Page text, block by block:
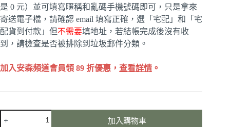
是 0 元）並可填寫暱稱和亂碼手機號碼即可，只是拿來
寄送電子檔，請確認 email 填寫正確，選「宅配」和「宅
配貨到付款」但不需要填地址，若結帳完成後沒有收
到，請檢查是否被排除到垃圾郵件分類。
加入安森頻道會員領 89 折優惠， 查看詳情 。
40357
MOC
加入購物車